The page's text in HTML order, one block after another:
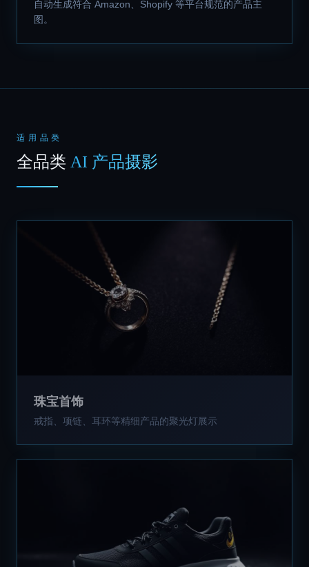
自动生成符合 Amazon、Shopify 等平台规范的产品主
图。
适用品类
全品类 AI 产品摄影
珠宝首饰
戒指、项链、耳环等精细产品的聚光灯展示